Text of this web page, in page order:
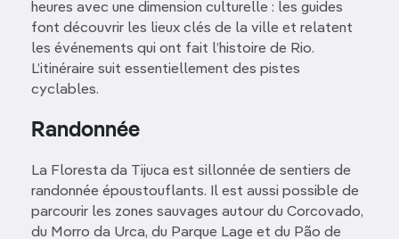
heures avec une dimension culturelle : les guides
font découvrir les lieux clés de la ville et relatent
les événements qui ont fait l’histoire de Rio.
L’itinéraire suit essentiellement des pistes
cyclables.
Randonnée
La Floresta da Tijuca est sillonnée de sentiers de
randonnée époustouflants. Il est aussi possible de
parcourir les zones sauvages autour du Corcovado,
du Morro da Urca, du Parque Lage et du Pão de